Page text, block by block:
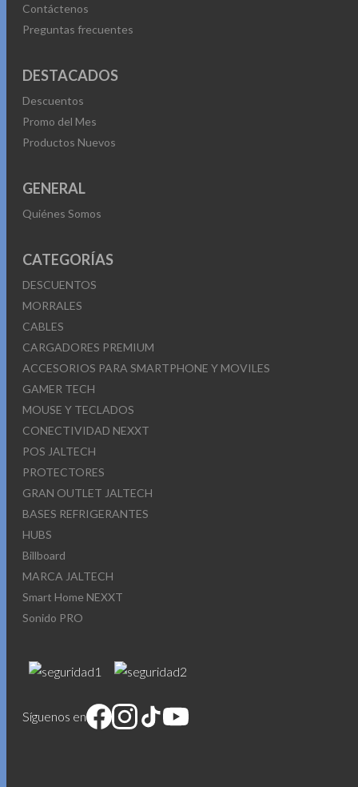
Contáctenos
Preguntas frecuentes
DESTACADOS
Descuentos
Promo del Mes
Productos Nuevos
GENERAL
Quiénes Somos
CATEGORÍAS
DESCUENTOS
MORRALES
CABLES
CARGADORES PREMIUM
ACCESORIOS PARA SMARTPHONE Y MOVILES
GAMER TECH
MOUSE Y TECLADOS
CONECTIVIDAD NEXXT
POS JALTECH
PROTECTORES
GRAN OUTLET JALTECH
BASES REFRIGERANTES
HUBS
Billboard
MARCA JALTECH
Smart Home NEXXT
Sonido PRO
Síguenos en